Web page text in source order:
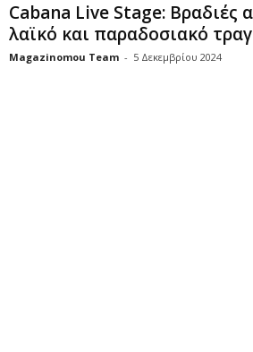
Cabana Live Stage: Βραδιές
λαϊκό και παραδοσιακό
Magazinomou Team - 5 Δεκεμβρίου 2024